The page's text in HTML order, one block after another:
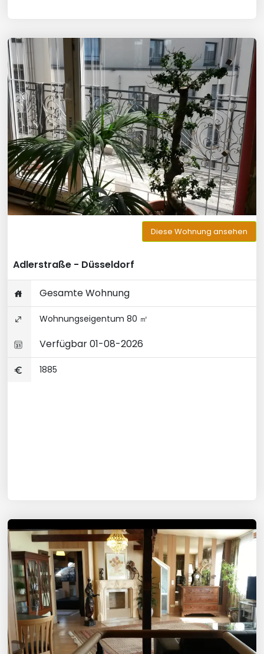
Diese Wohnung ansehen
Adlerstraße - Düsseldorf
Gesamte Wohnung
Wohnungseigentum 80 ㎡
Verfügbar 01-08-2026
1885